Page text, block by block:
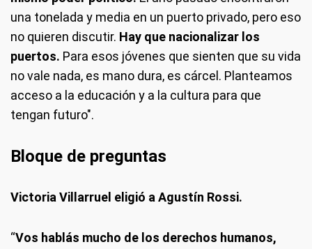
una tonelada y media en un puerto privado, pero eso
no quieren discutir. Hay que nacionalizar los
puertos. Para esos jóvenes que sienten que su vida
no vale nada, es mano dura, es cárcel. Planteamos
acceso a la educación y a la cultura para que
tengan futuro".
Bloque de preguntas
Victoria Villarruel eligió a Agustín Rossi.
“Vos hablás mucho de los derechos humanos,